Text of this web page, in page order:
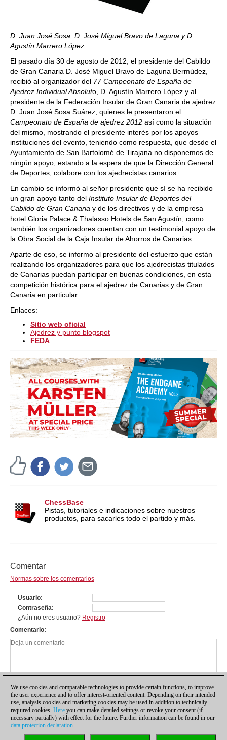
D. Juan José Sosa, D. José Miguel Bravo de Laguna y D.
Agustín Marrero López
El pasado día 30 de agosto de 2012, el presidente del Cabildo
de Gran Canaria D. José Miguel Bravo de Laguna Bermúdez,
recibió al organizador del 77 Campeonato de España de
Ajedrez Individual Absoluto, D. Agustín Marrero López y al
presidente de la Federación Insular de Gran Canaria de ajedrez
D. Juan José Sosa Suárez, quienes le presentaron el
Campeonato de España de ajedrez 2012 así como la situación
del mismo, mostrando el presidente interés por los apoyos
instituciones del evento, teniendo como respuesta, que desde el
Ayuntamiento de San Bartolomé de Tirajana no disponemos de
ningún apoyo, estando a la espera de que la Dirección General
de Deportes, colabore con los ajedrecistas canarios.
En cambio se informó al señor presidente que sí se ha recibido
un gran apoyo tanto del Instituto Insular de Deportes del
Cabildo de Gran Canaria y de los directivos y de la empresa
hotel Gloria Palace & Thalasso Hotels de San Agustín, como
también los organizadores cuentan con un testimonial apoyo de
la Obra Social de la Caja Insular de Ahorros de Canarias.
Aparte de eso, se informo al presidente del esfuerzo que están
realizando los organizadores para que los ajedrecistas titulados
de Canarias puedan participar en buenas condiciones, en esta
competición histórica para el ajedrez de Canarias y de Gran
Canaria en particular.
Enlaces:
Sitio web oficial
Ajedrez y punto blogspot
FEDA
ChessBase
Pistas, tutoriales e indicaciones sobre nuestros
productos, para sacarles todo el partido y más.
Comentar
Normas sobre los comentarios
Usuario
Contraseña
¿Aún no eres usuario? Registro
Comentario
We use cookies and comparable technologies to provide certain functions, to improve
the user experience and to offer interest-oriented content. Depending on their intended
use, analysis cookies and marketing cookies may be used in addition to technically
required cookies. Here you can make detailed settings or revoke your consent (if
necessary partially) with effect for the future. Further information can be found in our
data protection declaration.